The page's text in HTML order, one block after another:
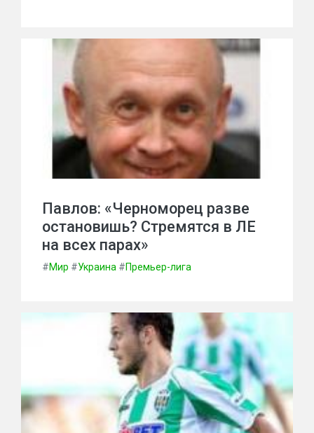
Павлов: «Черноморец разве
остановишь? Стремятся в ЛЕ
на всех парах»
#Мир #Украина #Премьер-лига